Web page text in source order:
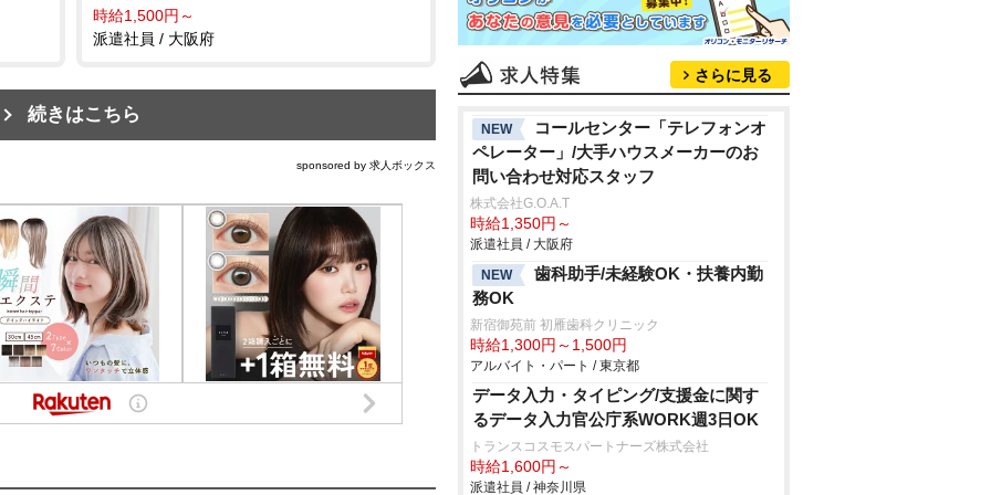
時給1,500円～
派遣社員 / 大阪府
続きはこちら
sponsored by 求人ボックス
さらに見る
NEW
コールセンター「テレフォンオ
ペレーター」/大手ハウスメーカーのお
問い合わせ対応スタッフ
株式会社G.O.A.T
時給1,350円～
派遣社員 / 大阪府
NEW
歯科助手/未経験OK・扶養内勤
務OK
新宿御苑前 初雁歯科クリニック
時給1,300円～1,500円
アルバイト・パート / 東京都
データ入力・タイピング/支援金に関す
るデータ入力官公庁系WORK週3日OK
トランスコスモスパートナーズ株式会社
時給1,600円～
派遣社員 / 神奈川県